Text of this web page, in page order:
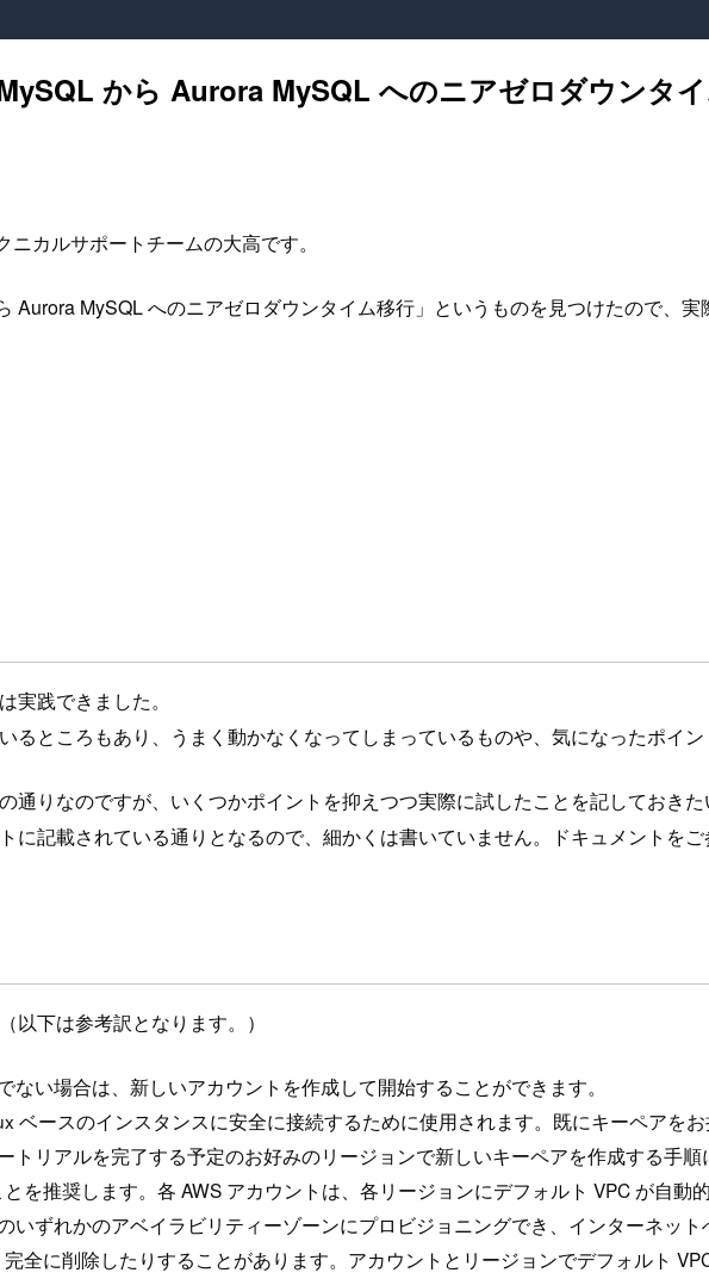
から Aurora MySQL へのニアゼロダウンタ
カルサポートチームの大高です。
MySQL へのニアゼロダウンタイム移行」というものを見つけたので、実
実践できました。
ところもあり、うまく動かなくなってしまっているものや、気になったポイン
りなのですが、いくつかポイントを抑えつつ実際に試したことを記しておきた
記載されている通りとなるので、細かくは書いていません。ドキュメントをご
下は参考訳となります。）
ない場合は、新しいアカウントを作成して開始することができます。
ベースのインスタンスに安全に接続するために使用されます。既にキーペアを
リアルを完了する予定のお好みのリージョンで新しいキーペアを作成する手順
を推奨します。各 AWS アカウントは、各リージョンにデフォルト VPC が自
いずれかのアベイラビリティーゾーンにプロビジョニングでき、インターネッ
全に削除したりすることがあります。アカウントとリージョンでデフォルト